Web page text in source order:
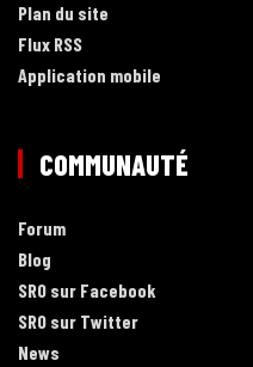
Plan du site
Flux RSS
Application mobile
COMMUNAUTÉ
Forum
Blog
SRO sur Facebook
SRO sur Twitter
News